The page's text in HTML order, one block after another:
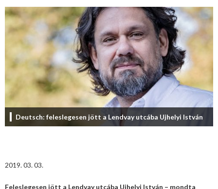
Deutsch: feleslegesen jött a Lendvay utcába Ujhelyi István
2019. 03. 03.
Feleslegesen jött a Lendvay utcába Ujhelyi István – mondta